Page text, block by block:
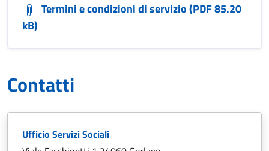
Termini e condizioni di servizio (PDF 85.20
kB)
Contatti
Ufficio Servizi Sociali